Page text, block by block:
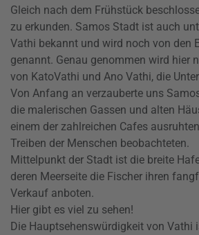
Gleich nach dem Frühstück
zu erkunden. Samos Stadt ist auch
Vathi bekannt und wird noch von den
genannt. Genau genommen wird hier
von KatoVathi und Ano Vathi, die
Von Anfang an verzauberte uns
die malerischen Gassen und alten
einem der zahlreichen Cafes
Treiben der Menschen beobachteten.
Mittelpunkt der Stadt ist die breite
deren Meerseite die Fischer ihren
Verkauf anboten.
Hier gibt es viel zu sehen!
Die Hauptsehenswürdigkeit von Vathi